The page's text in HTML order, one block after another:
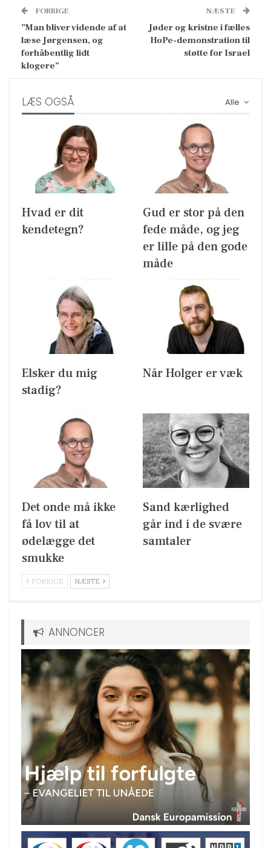
FORRIGE
”Man bliver vidende af at
læse Jørgensen, og
forhåbentlig lidt
klogere”
NÆSTE
Jøder og kristne i fælles
HoPe-demonstration til
støtte for Israel
Alle
LÆS OGSÅ
Hvad er dit
kendetegn?
Gud er stor på den
fede måde, og jeg
er lille på den gode
måde
Elsker du mig
stadig?
Når Holger er væk
Det onde må ikke
få lov til at
ødelægge det
smukke
Sand kærlighed
går ind i de svære
samtaler
FORRIGE NÆSTE
ANNONCER